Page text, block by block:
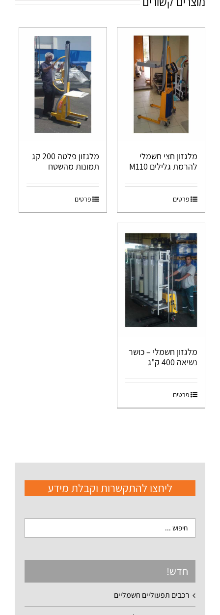
מלגזון חצי חשמלי
להרמת גלילים M110
פרטים
מלגזון פלטה 200 קג
תמונות מהשטח
פרטים
מלגזון חשמלי – כושר
נשיאה 400 ק"ג
פרטים
ליחצו להתקשרות וקבלת מידע
חדש!
רכבים תפעוליים חשמליים